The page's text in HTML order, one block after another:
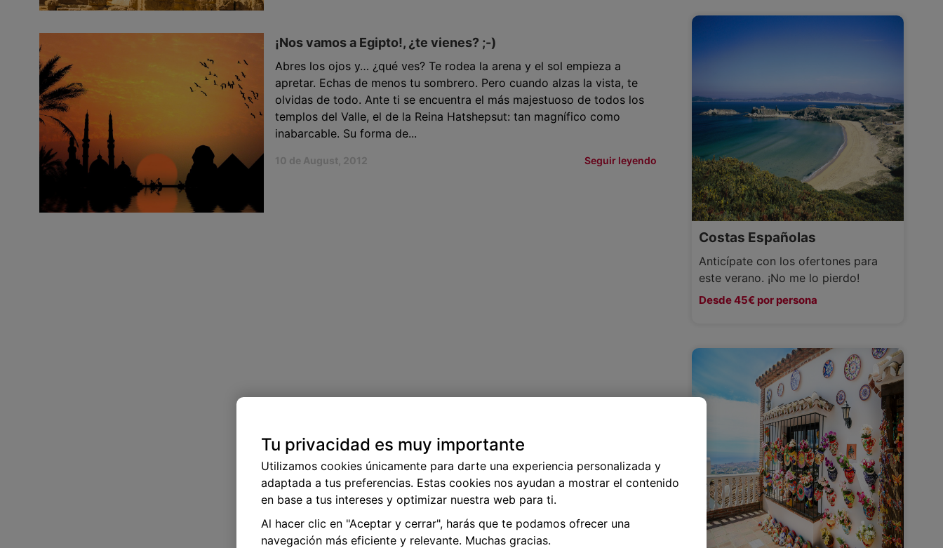
¡Nos vamos a Egipto!, ¿te vienes? ;-)
Abres los ojos y… ¿qué ves? Te rodea la arena y el sol empieza a
apretar. Echas de menos tu sombrero. Pero cuando alzas la vista, te
olvidas de todo. Ante ti se encuentra el más majestuoso de todos los
templos del Valle, el de la Reina Hatshepsut: tan magnífico como
inabarcable. Su forma de...
10 de August, 2012 Seguir leyendo
Costas Españolas
Anticípate con los ofertones para
este verano. ¡No me lo pierdo!
Desde 45€ por persona
Tu privacidad es muy importante
Utilizamos cookies únicamente para darte una experiencia personalizada y
adaptada a tus preferencias. Estas cookies nos ayudan a mostrar el contenido
en base a tus intereses y optimizar nuestra web para ti.
Al hacer clic en "Aceptar y cerrar", harás que te podamos ofrecer una
navegación más eficiente y relevante. Muchas gracias.